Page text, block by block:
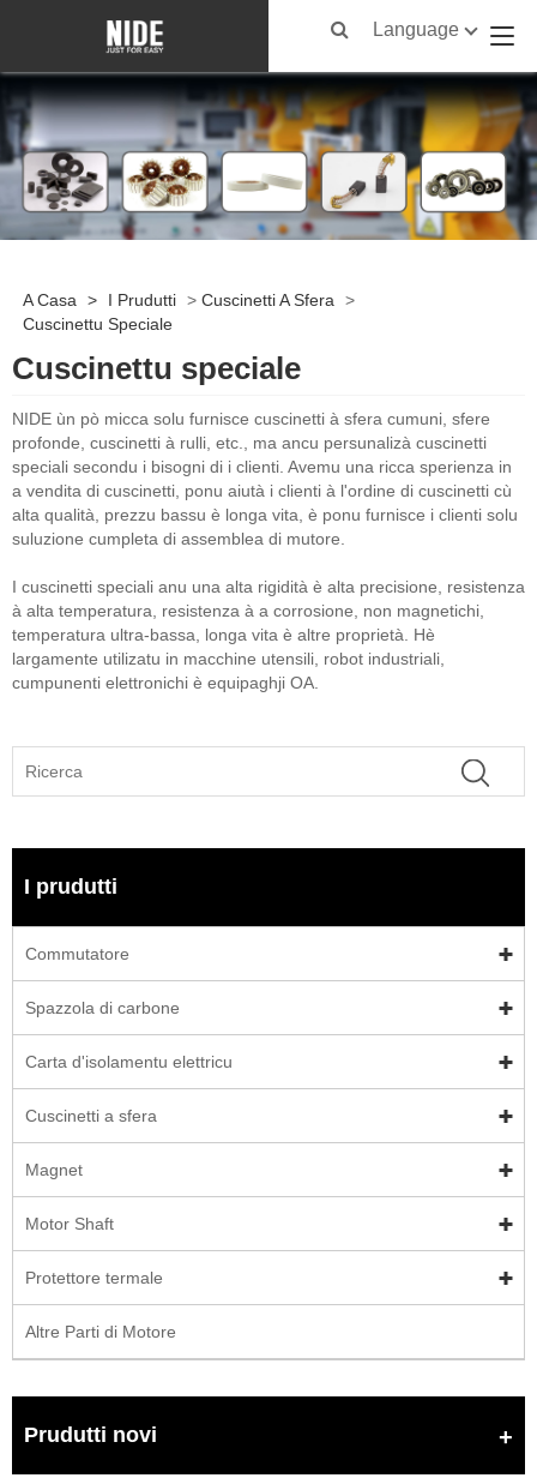
Language
A Casa > I Prudutti > Cuscinetti A Sfera
>
Cuscinettu Speciale
Cuscinettu speciale
NIDE ùn pò micca solu furnisce cuscinetti à sfera cumuni, sfere
profonde, cuscinetti à rulli, etc., ma ancu persunalizà cuscinetti
speciali secondu i bisogni di i clienti. Avemu una ricca sperienza in
a vendita di cuscinetti, ponu aiutà i clienti à l'ordine di cuscinetti cù
alta qualità, prezzu bassu è longa vita, è ponu furnisce i clienti solu
suluzione cumpleta di assemblea di mutore.
I cuscinetti speciali anu una alta rigidità è alta precisione, resistenza
à alta temperatura, resistenza à a corrosione, non magnetichi,
temperatura ultra-bassa, longa vita è altre proprietà. Hè
largamente utilizatu in macchine utensili, robot industriali,
cumpunenti elettronichi è equipaghji OA.
I prudutti
Commutatore
Spazzola di carbone
Carta d'isolamentu elettricu
Cuscinetti a sfera
Magnet
Motor Shaft
Protettore termale
Altre Parti di Motore
Prudutti novi